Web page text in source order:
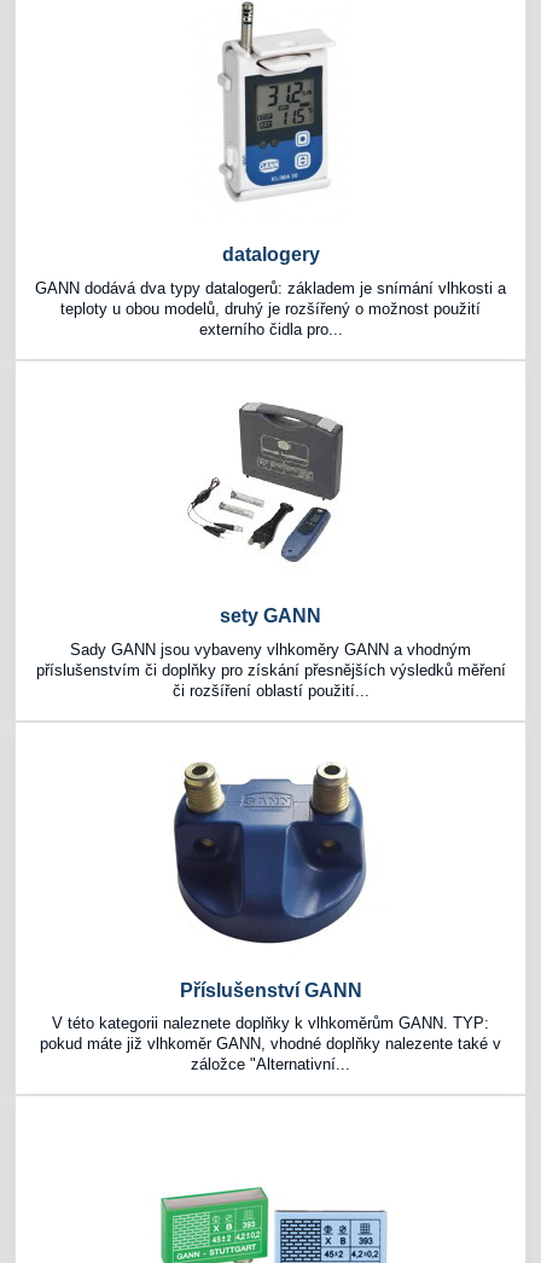
datalogery
GANN dodává dva typy datalogerů: základem je snímání vlhkosti a
teploty u obou modelů, druhý je rozšířený o možnost použití
externího čidla pro...
sety GANN
Sady GANN jsou vybaveny vlhkoměry GANN a vhodným
příslušenstvím či doplňky pro získání přesnějších výsledků měření
či rozšíření oblastí použití...
Příslušenství GANN
V této kategorii naleznete doplňky k vlhkoměrům GANN. TYP:
pokud máte již vlhkoměr GANN, vhodné doplňky nalezente také v
záložce "Alternativní...